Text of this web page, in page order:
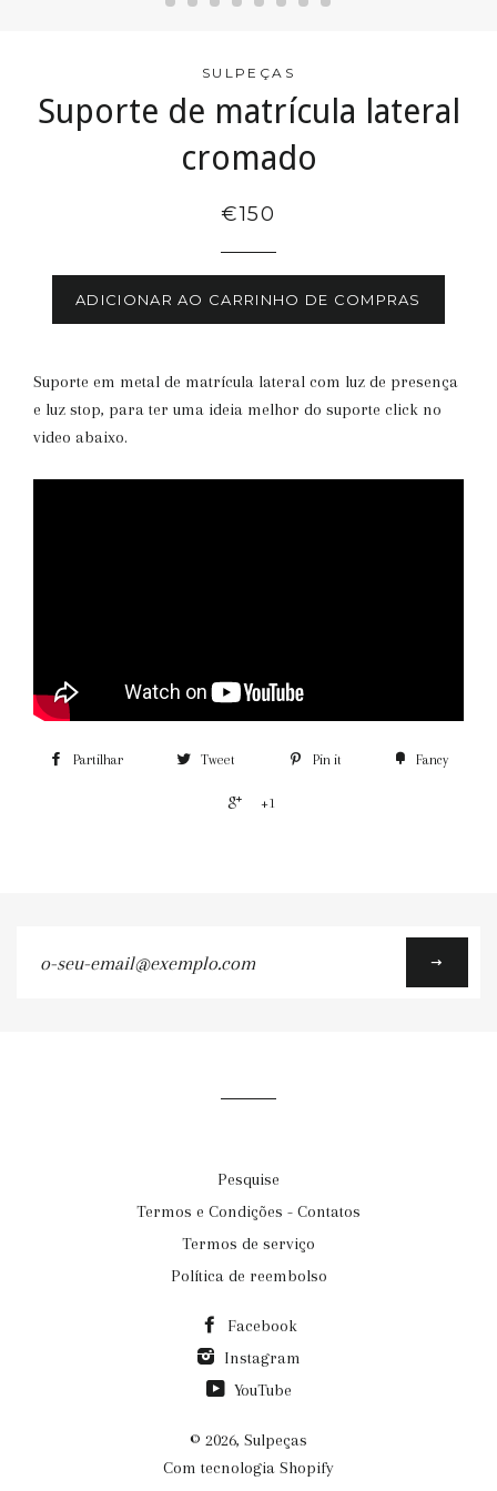
SULPEÇAS
Suporte de matrícula lateral
cromado
€150
ADICIONAR AO CARRINHO DE COMPRAS
Suporte em metal de matrícula lateral com luz de presença
e luz stop, para ter uma ideia melhor do suporte click no
video abaixo.
Partilhar Tweet Pin it Fancy
+1
Pesquise
Termos e Condições - Contatos
Termos de serviço
Política de reembolso
Facebook
Instagram
YouTube
© 2026, Sulpeças
Com tecnologia Shopify